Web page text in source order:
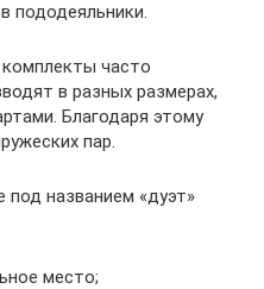
пододеяльники.
часто
в разных размерах,
Благодаря этому
пар.
под названием «дуэт»
место;